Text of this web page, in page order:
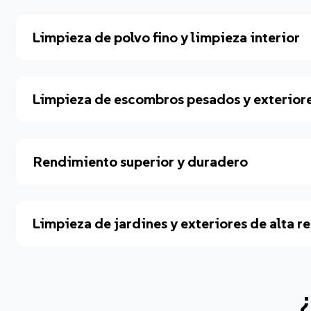
Limpieza de polvo fino y limpieza interior
Limpieza de escombros pesados y
Rendimiento superior y duradero
Limpieza de jardines y exteriores de alta